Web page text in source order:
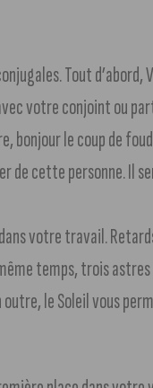
Tout
votre conjoint ou
bonjour le coup de
de cette personne. Il
votre travail.
temps, trois
le Soleil vous